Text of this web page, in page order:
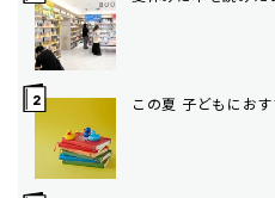
この夏 子どもにお